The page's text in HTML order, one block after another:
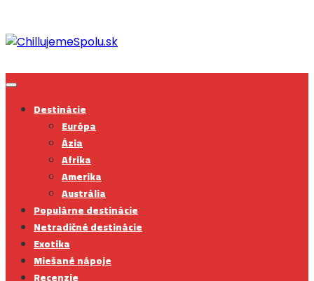
to
content
Destinácie
Európa
Ázia
Afrika
Amerika
Austrália
Populárne destinácie
Netradičné destinácie
Exotika
Miešané nápoje